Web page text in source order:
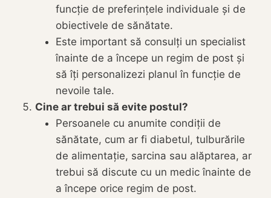
funcție de preferințele individuale și de
obiectivele de sănătate.
Este important să consulți un specialist
înainte de a începe un regim de post și
să îți personalizezi planul în funcție de
nevoile tale.
Cine ar trebui să evite postul?
Persoanele cu anumite condiții de
sănătate, cum ar fi diabetul, tulburările
de alimentație, sarcina sau alăptarea, ar
trebui să discute cu un medic înainte de
a începe orice regim de post.